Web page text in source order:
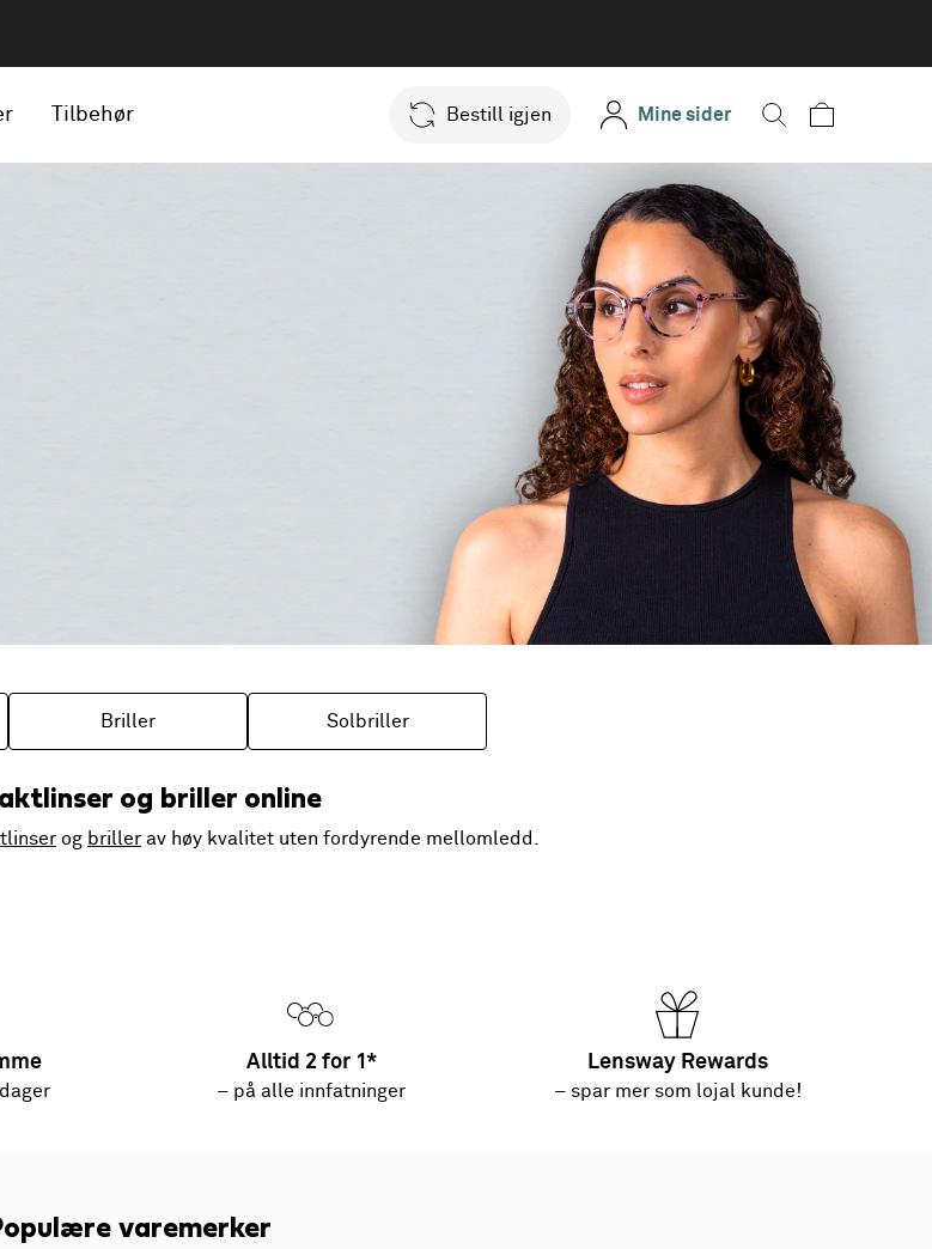
Tilbehør Bestill igjen Mine sider
Briller Solbriller
og briller online
og briller av høy kvalitet uten fordyrende mellomledd.
Alltid 2 for 1*
– på alle innfatninger
Lensway Rewards
– spar mer som lojal kunde!
varemerker